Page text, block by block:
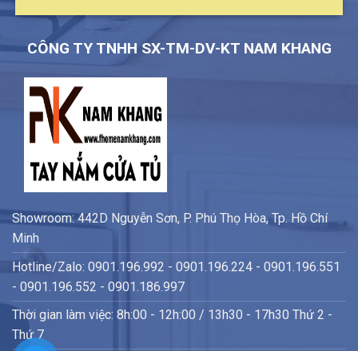
CÔNG TY TNHH SX-TM-DV-KT NAM KHANG
Showroom: 442D Nguyễn Sơn, P. Phú Thọ Hòa, Tp. Hồ Chí
Minh
Hotline/Zalo: 0901.196.992 - 0901.196.224 - 0901.196.551
- 0901.196.552 - 0901.186.997
Thời gian làm việc: 8h:00 - 12h:00 / 13h30 - 17h30 Thứ 2 -
Thứ 7